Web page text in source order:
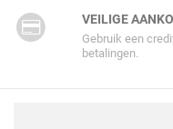
VEILIGE
Gebruik een
betalingen.